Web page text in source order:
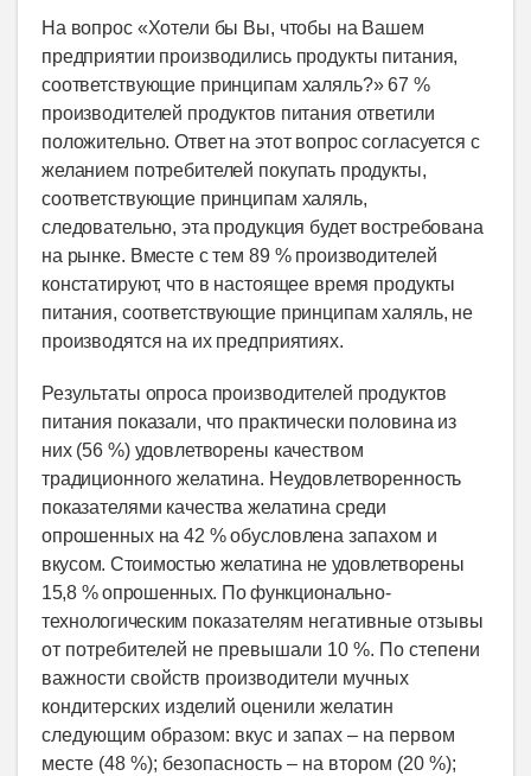
На вопрос «Хотели бы Вы, чтобы на Вашем
предприятии производились продукты питания,
соответствующие принципам халяль?» 67 %
производителей продуктов питания ответили
положительно. Ответ на этот вопрос согласуется с
желанием потребителей покупать продукты,
соответствующие принципам халяль,
следовательно, эта продукция будет востребована
на рынке. Вместе с тем 89 % производителей
констатируют, что в настоящее время продукты
питания, соответствующие принципам халяль, не
производятся на их предприятиях.
Результаты опроса производителей продуктов
питания показали, что практически половина из
них (56 %) удовлетворены качеством
традиционного желатина. Неудовлетворенность
показателями качества желатина среди
опрошенных на 42 % обусловлена запахом и
вкусом. Стоимостью желатина не удовлетворены
15,8 % опрошенных. По функционально-
технологическим показателям негативные отзывы
от потребителей не превышали 10 %. По степени
важности свойств производители мучных
кондитерских изделий оценили желатин
следующим образом: вкус и запах – на первом
месте (48 %); безопасность – на втором (20 %);